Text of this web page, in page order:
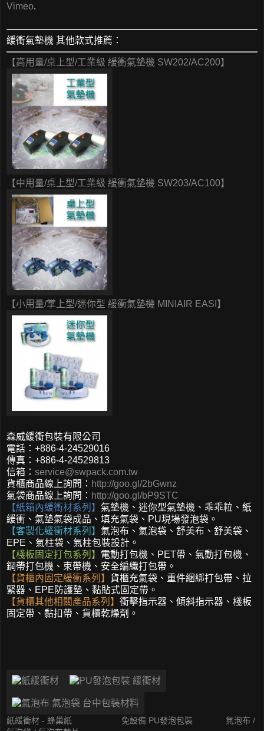
Vimeo.
緩衝氣墊機 其他款式推薦：
【高用量/桌上型/工業級 緩衝氣墊機 SW202/AC200】
【中用量/桌上型/工業級 緩衝氣墊機 SW203/AC100】
【小用量/掌上型/迷你型 緩衝氣墊機 MINIAIR EASI】
森威緩衝包裝有限公司
電話：+886-4-24529016
傳真：+886-4-24529813
信箱： service@swpack.com.tw
貨櫃商品線上詢問： http://goo.gl/2bGwnz
氣袋商品線上詢問： http://goo.gl/bP9STC
【紙箱內緩衝材系列】 氣墊機、迷你型氣墊機、乖乖粒、紙
緩衝、氣墊氣袋成品、填充氣袋、PU現場發泡袋。
【客製化緩衝材系列】 氣泡布、氣泡袋、舒美布、舒美袋、
EPE、氣柱袋、氣柱包裝設計。
【棧板固定打包系列】 電動打包機、PET帶、氣動打包機、
鋼帶打包機、束帶機、安全編織打包帶。
【貨櫃內固定緩衝系列】 貨櫃充氣袋、重件綑綁打包帶、拉
緊器、EPE防護墊、黏貼式固定帶。
【貨櫃其他相關產品系列】 衝擊指示器、傾斜指示器、棧板
固定帶、黏扣帶、貨櫃乾燥劑。
紙緩衝材 - 蜂巢紙 免設備 PU發泡包裝
氣泡布 /